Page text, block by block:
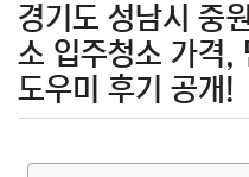
경기도 성남시 중
소 입주청소 가격,
도우미 후기 공개!